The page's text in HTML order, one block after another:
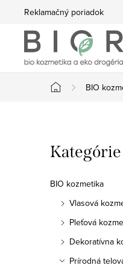
Reklamačný poriadok
Domov
BIO
o
č
n
p
Preskočiť
kategórie
Kategórie
BIO kozmetika
Vlasová
Pleťová
Dekoratívna
Prírodná